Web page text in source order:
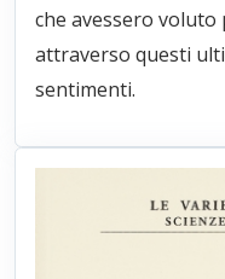
che avessero voluto
attraverso questi
sentimenti.